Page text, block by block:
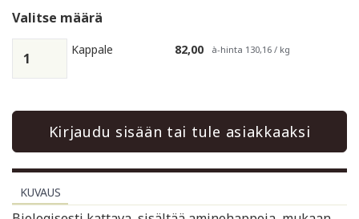
Valitse määrä
Kappale 82,00 à-hinta 130,16 / kg
Kirjaudu sisään tai tule asiakkaaksi
KUVAUS